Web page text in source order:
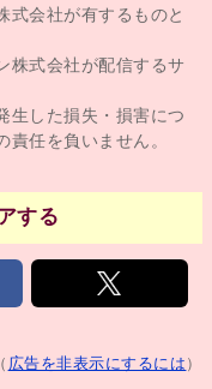
式会社が有するものと
株式会社が配信するサ
生した損失・損害につ
任を負いません。
する
（ 広告を非表示にするには ）